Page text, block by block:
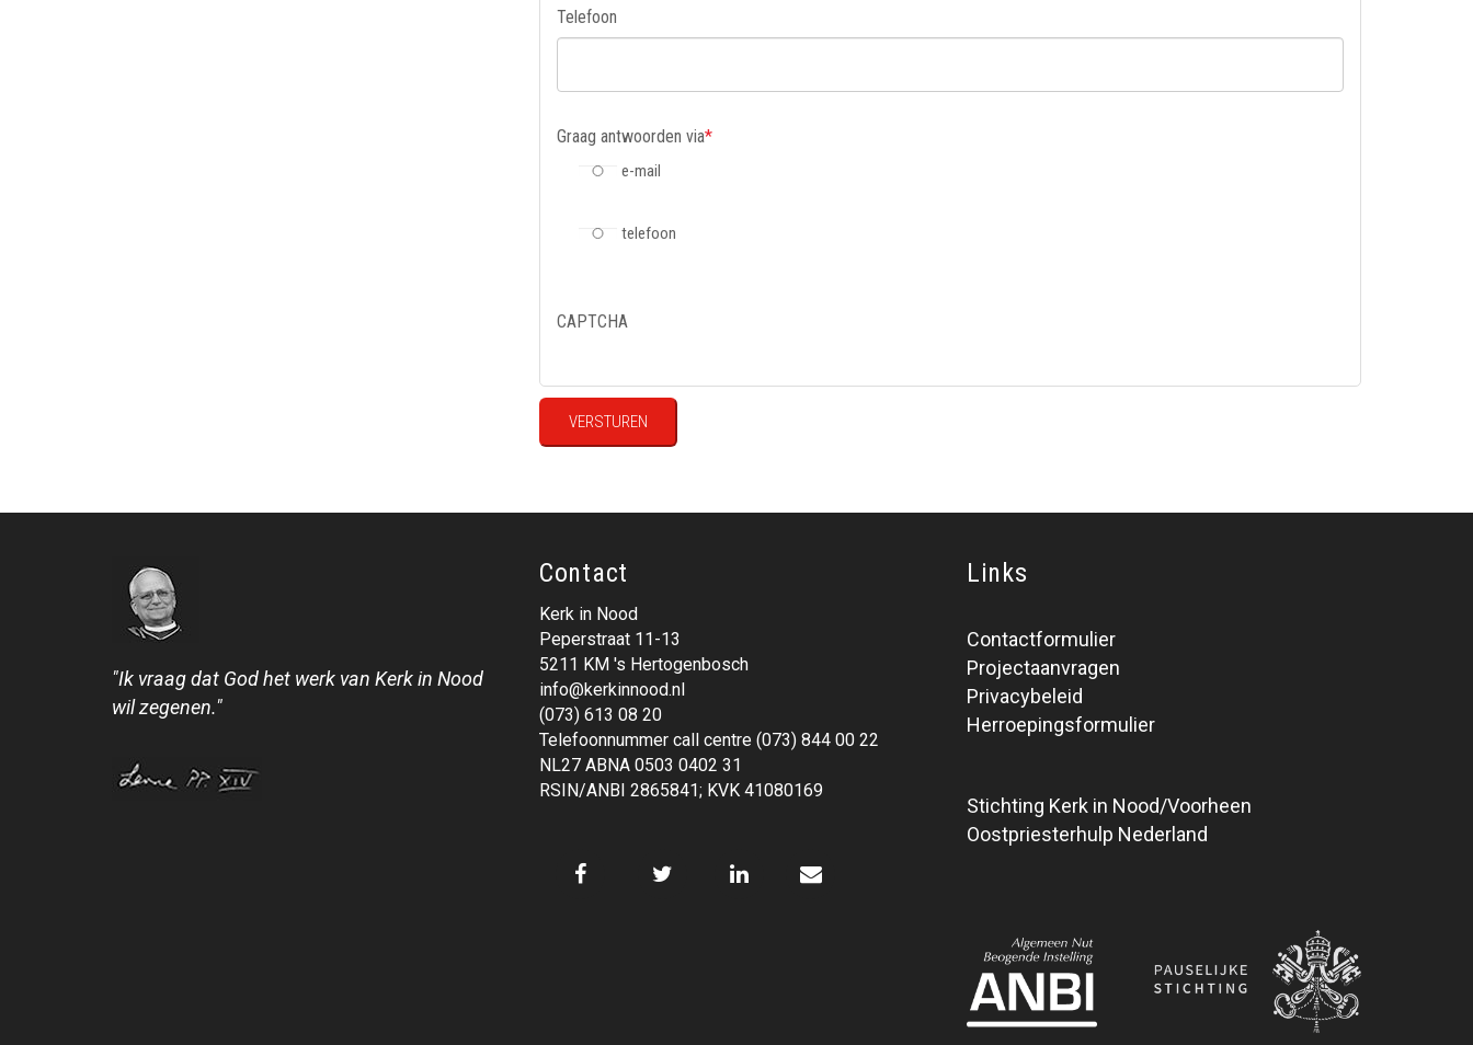
Telefoon
Graag antwoorden via*
e-mail
telefoon
CAPTCHA
VERSTUREN
"Ik vraag dat God het werk van Kerk in Nood
wil zegenen."
Contact
Kerk in Nood
Peperstraat 11-13
5211 KM 's Hertogenbosch
info@kerkinnood.nl
(073) 613 08 20
Telefoonnummer call centre (073) 844 00 22
NL27 ABNA 0503 0402 31
RSIN/ANBI 2865841; KVK 41080169
Links
Contactformulier
Projectaanvragen
Privacybeleid
Herroepingsformulier
Stichting Kerk in Nood/Voorheen
Oostpriesterhulp Nederland